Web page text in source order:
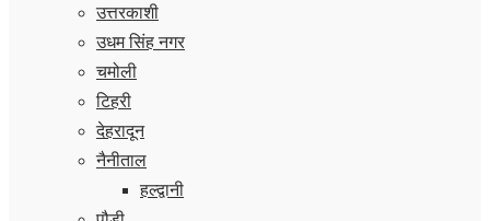
उत्तरकाशी
उधम सिंह नगर
चमोली
टिहरी
देहरादून
नैनीताल
हल्द्वानी